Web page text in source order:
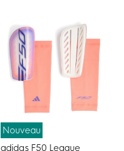
Nouveau
adidas F50 League